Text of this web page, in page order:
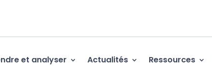
et analyser Actualités Ressources